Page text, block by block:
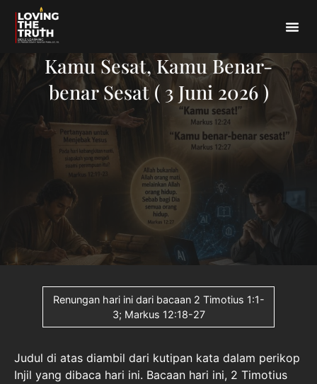
Kamu Sesat, Kamu Benar-
benar Sesat ( 3 Juni 2026 )
Renungan hari ini dari bacaan 2 Timotius 1:1-
3; Markus 12:18-27
Judul di atas diambil dari kutipan kata dalam perikop
Injil yang dibaca hari ini. Bacaan hari ini, 2 Timotius